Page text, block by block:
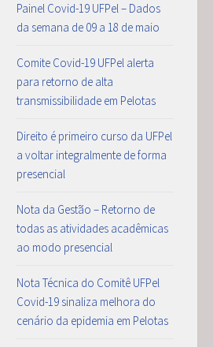
Painel Covid-19 UFPel – Dados
da semana de 09 a 18 de maio
Comite Covid-19 UFPel alerta
para retorno de alta
transmissibilidade em Pelotas
Direito é primeiro curso da UFPel
a voltar integralmente de forma
presencial
Nota da Gestão – Retorno de
todas as atividades acadêmicas
ao modo presencial
Nota Técnica do Comitê UFPel
Covid-19 sinaliza melhora do
cenário da epidemia em Pelotas